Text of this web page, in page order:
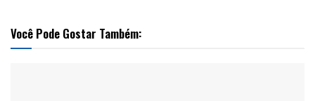
Você Pode Gostar Também: